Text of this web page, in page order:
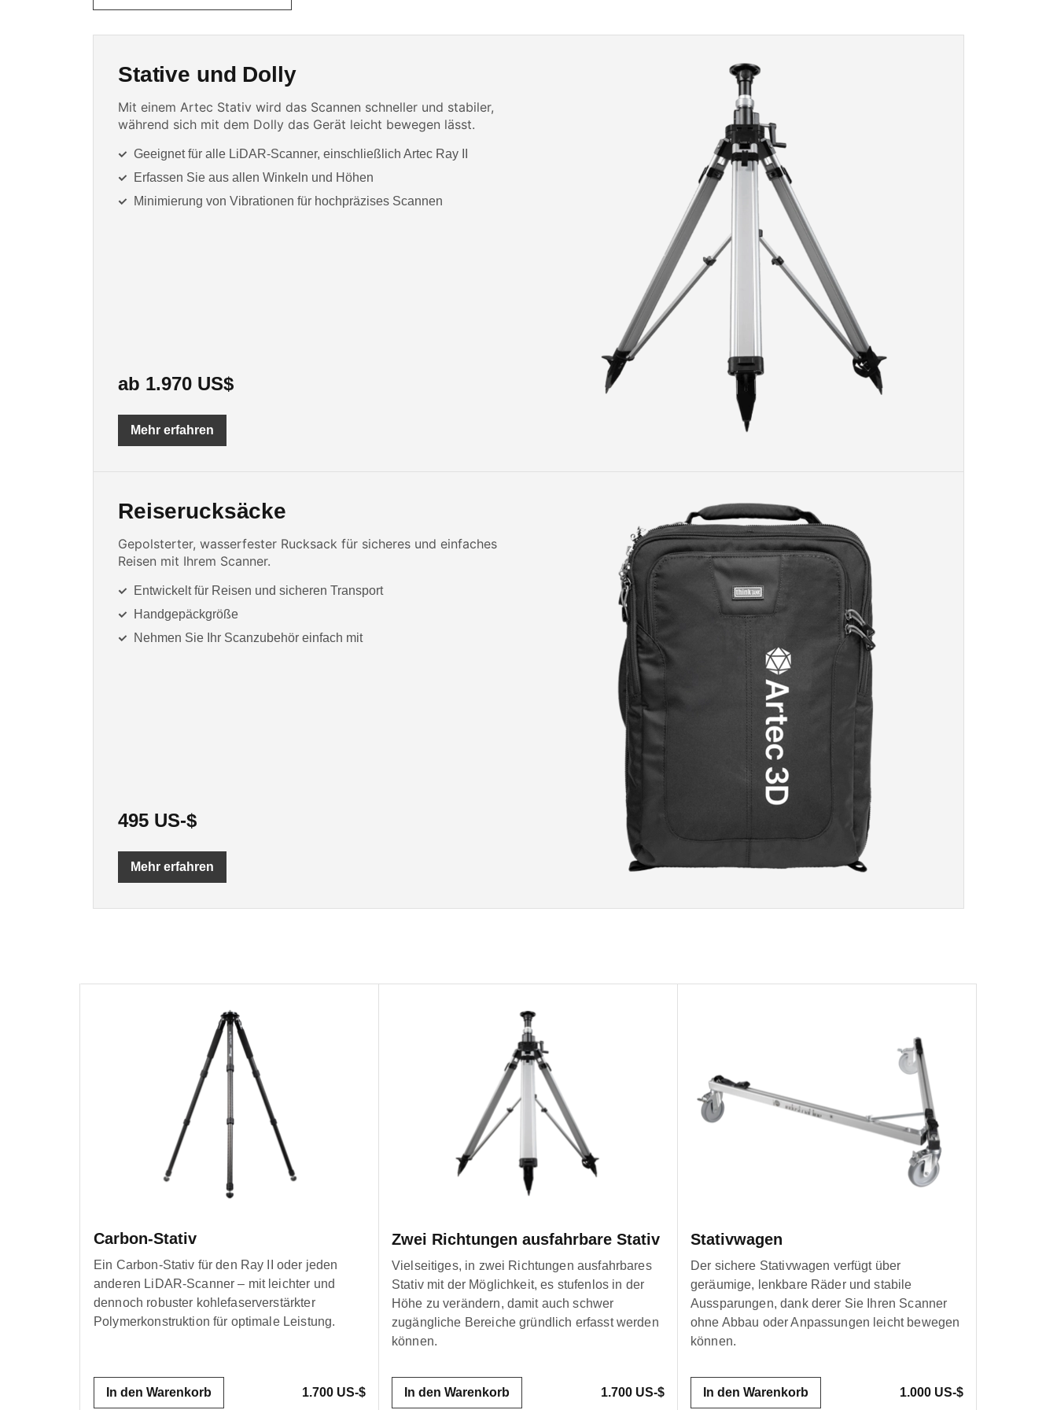
Stative und Dolly
Mit einem Artec Stativ wird das Scannen schneller und stabiler,
während sich mit dem Dolly das Gerät leicht bewegen lässt.
Geeignet für alle LiDAR-Scanner, einschließlich Artec Ray II
Erfassen Sie aus allen Winkeln und Höhen
Minimierung von Vibrationen für hochpräzises Scannen
ab 1.970 US$
Mehr erfahren
Reiserucksäcke
Gepolsterter, wasserfester Rucksack für sicheres und einfaches
Reisen mit Ihrem Scanner.
Entwickelt für Reisen und sicheren Transport
Handgepäckgröße
Nehmen Sie Ihr Scanzubehör einfach mit
495 US-$
Mehr erfahren
Carbon-Stativ
Ein Carbon-Stativ für den Ray II oder jeden
anderen LiDAR-Scanner – mit leichter und
dennoch robuster kohlefaserverstärkter
Polymerkonstruktion für optimale Leistung.
In den Warenkorb 1.700 US-$
Zwei Richtungen ausfahrbare Stativ
Vielseitiges, in zwei Richtungen ausfahrbares
Stativ mit der Möglichkeit, es stufenlos in der
Höhe zu verändern, damit auch schwer
zugängliche Bereiche gründlich erfasst werden
können.
In den Warenkorb 1.700 US-$
Stativwagen
Der sichere Stativwagen verfügt über
geräumige, lenkbare Räder und stabile
Aussparungen, dank derer Sie Ihren Scanner
ohne Abbau oder Anpassungen leicht bewegen
können.
In den Warenkorb 1.000 US-$